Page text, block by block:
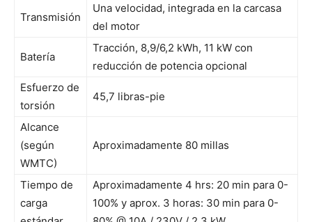
Transmisión
Una velocidad, integrada en la carcasa
del motor
Batería
Tracción, 8,9/6,2 kWh, 11 kW con
reducción de potencia opcional
Esfuerzo de
torsión
45,7 libras-pie
Alcance
(según
WMTC)
Aproximadamente 80 millas
Tiempo de
carga
Aproximadamente 4 hrs: 20 min para 0-
100% y aprox. 3 horas: 30 min para 0-